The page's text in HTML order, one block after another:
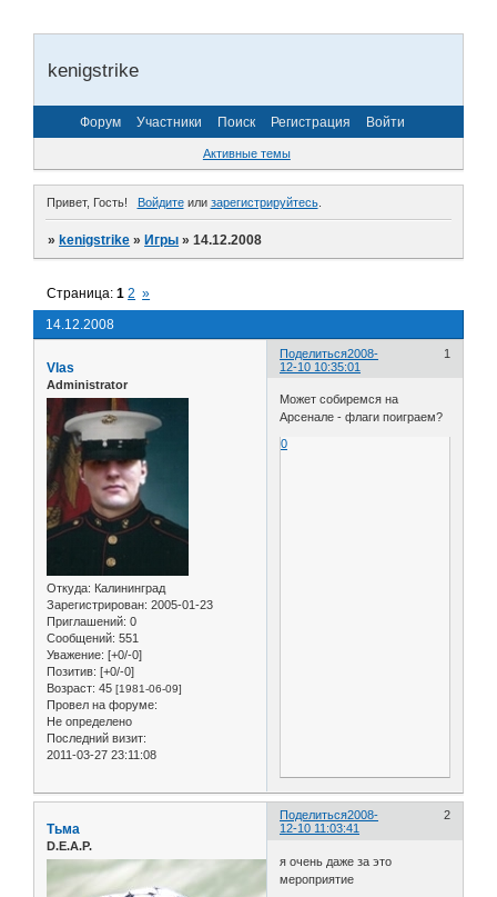
kenigstrike
Форум Участники Поиск Регистрация Войти
Активные темы
Привет, Гость! Войдитеили зарегистрируйтесь.
»kenigstrike »Игры »14.12.2008
14.12.2008
Страница:1 2 »
Поделиться 1
2008-
12-10 10:35:01
Vlas
Administrator
Откуда: Калининград
Зарегистрирован: 2005-01-23
Приглашений: 0
Сообщений: 551
Уважение: [+0/-0]
Позитив: [+0/-0]
Возраст: 45 [1981-06-09]
Провел на форуме:
Не определено
Последний визит:
2011-03-27 23:11:08
Может собиремся на
Арсенале - флаги поиграем?
0
Поделиться 2
2008-
12-10 11:03:41
Тьма
D.E.A.P.
я очень даже за это
мероприятие